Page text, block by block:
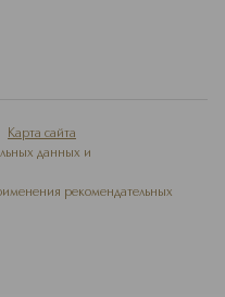
Карта сайта
данных и
рекомендательных